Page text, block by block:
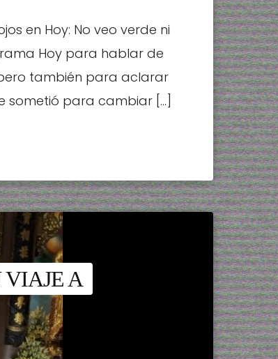
Hoy: No veo verde ni
Hoy para hablar de
también para aclarar
sometió para cambiar […]
VIAJE A